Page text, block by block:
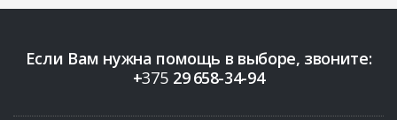
Если Вам нужна помощь в выборе, звоните:
+375 29658-34-94